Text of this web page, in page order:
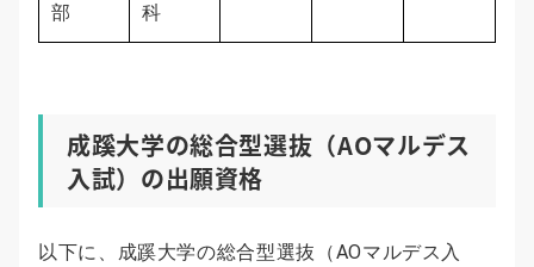
部
科
成蹊大学の総合型選抜（AOマルデス
入試）の出願資格
以下に、成蹊大学の総合型選抜（AOマルデス入